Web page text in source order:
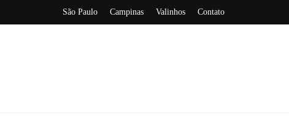
São Paulo Campinas Valinhos Contato